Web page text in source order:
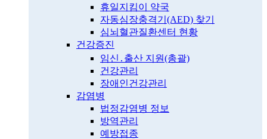
휴일지킴이 약국
자동심장충격기(AED) 찾기
심뇌혈관질환센터 현황
건강증진
임신․출산 지원(총괄)
건강관리
장애인건강관리
감염병
법정감염병 정보
방역관리
예방접종